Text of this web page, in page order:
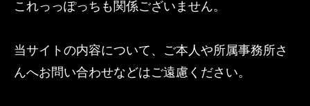
これっっぽっちも関係ございません。
当サイトの内容について、ご本人や所属事務所さ
んへお問い合わせなどはご遠慮ください。